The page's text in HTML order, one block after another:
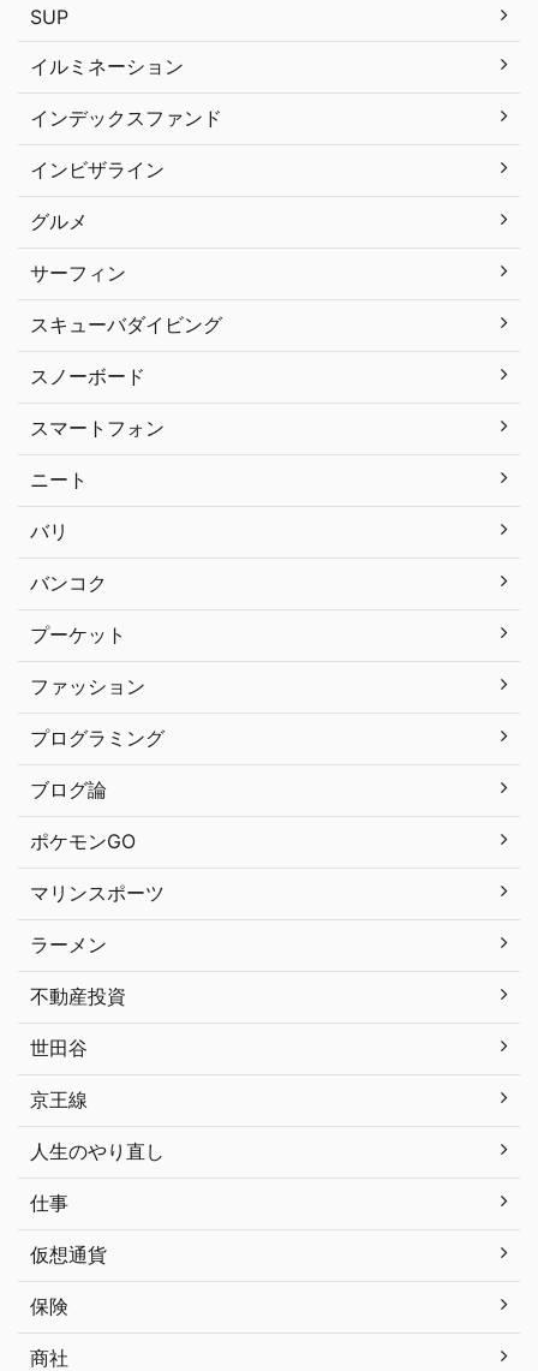
SUP
イルミネーション
インデックスファンド
インビザライン
グルメ
サーフィン
スキューバダイビング
スノーボード
スマートフォン
ニート
バリ
バンコク
プーケット
ファッション
プログラミング
ブログ論
ポケモンGO
マリンスポーツ
ラーメン
不動産投資
世田谷
京王線
人生のやり直し
仕事
仮想通貨
保険
商社